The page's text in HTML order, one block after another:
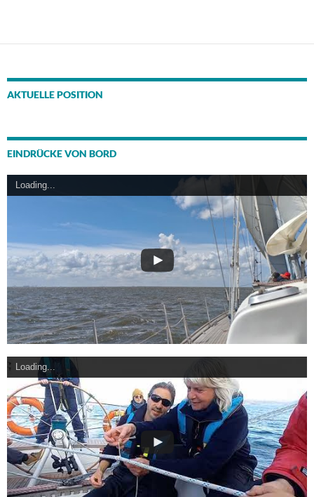
AKTUELLE POSITION
EINDRÜCKE VON BORD
Loading...
Loading...